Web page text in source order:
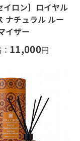
イロン］ロイヤル
ナチュラル ルー
イザー
11,000円